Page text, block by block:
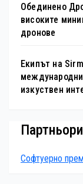
Обединено
високите
дронове
Екипът на
изкуствен
Партньори
Софтуерно